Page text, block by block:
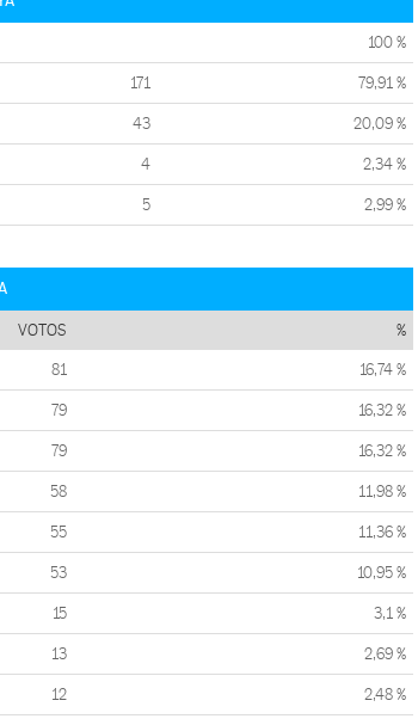
100 %
171 79,91 %
43 20,09 %
4 2,34 %
5 2,99 %
VOTOS %
81 16,74 %
79 16,32 %
79 16,32 %
58 11,98 %
55 11,36 %
53 10,95 %
15 3,1 %
13 2,69 %
12 2,48 %